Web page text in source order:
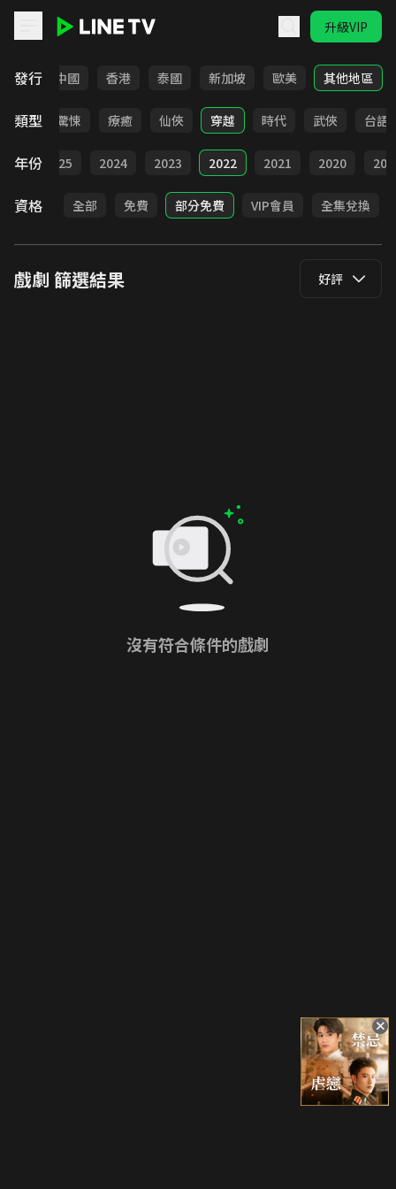
升級VIP
發行
韓國 中國 香港 泰國 新加坡 歐美 其他地區
類型
奇幻 驚悚 療癒 仙俠 穿越 時代 武俠 台語
年份 2025 2024 2023 2022 2021 2020
資格 全部 免費 部分免費 VIP會員 全集兌換
戲劇 篩選結果 好評
沒有符合條件的戲劇